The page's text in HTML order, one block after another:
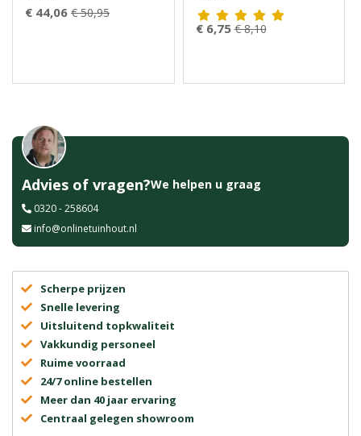
€ 44,06 € 50,95
€ 6,75 € 8,10
Advies of vragen?We helpen u graag
0320 - 258604
info@onlinetuinhout.nl
Scherpe prijzen
Snelle levering
Uitsluitend topkwaliteit
Vakkundig personeel
Ruime voorraad
24/7 online bestellen
Meer dan 40 jaar ervaring
Centraal gelegen showroom